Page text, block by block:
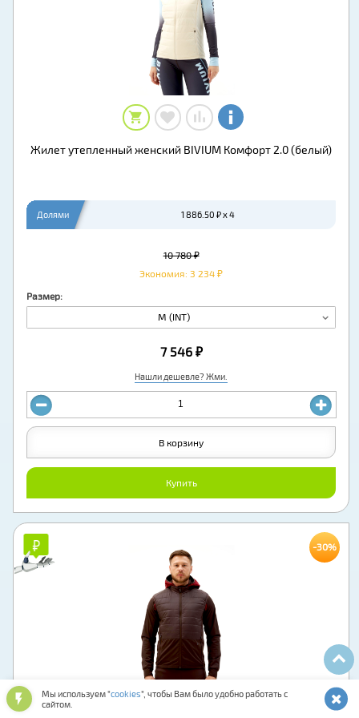
Жилет утепленный женский BIVIUM Комфорт 2.0 (белый)
Долями 1 886.50 ₽ x 4
Размер:
M (INT)
10 780 ₽
Экономия: 3 234 ₽
Нашли дешевле? Жми.
7 546 ₽
Купить
В корзину
₽
₽ -30%
Мы используем "cookies", чтобы Вам было удобно работать с
сайтом.